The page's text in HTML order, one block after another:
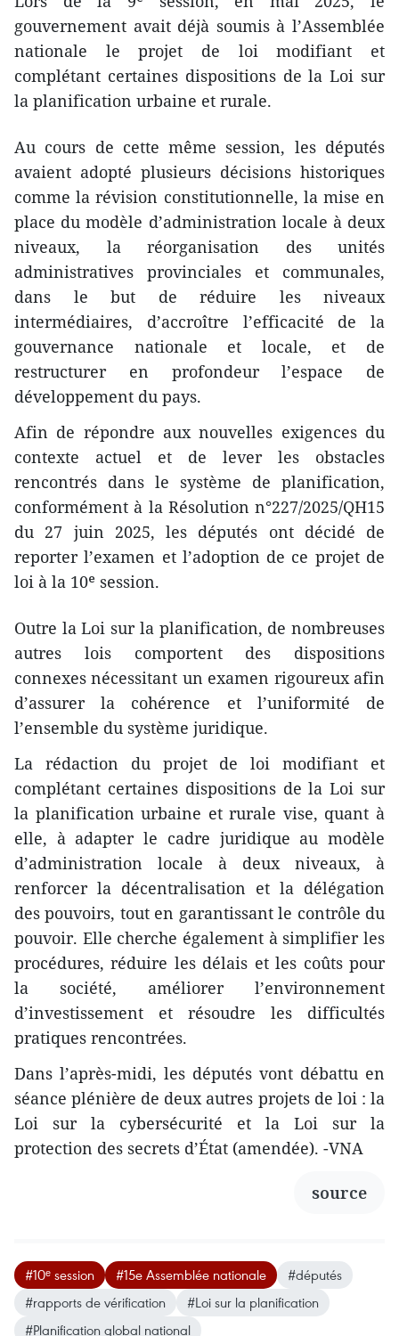
gouvernement avait déjà soumis à l’Assemblée
nationale le projet de loi modifiant et
complétant certaines dispositions de la Loi sur
la planification urbaine et rurale.
Au cours de cette même session, les députés
avaient adopté plusieurs décisions historiques
comme la révision constitutionnelle, la mise en
place du modèle d’administration locale à deux
niveaux, la réorganisation des unités
administratives provinciales et communales,
dans le but de réduire les niveaux
intermédiaires, d’accroître l’efficacité de la
gouvernance nationale et locale, et de
restructurer en profondeur l’espace de
développement du pays.
Afin de répondre aux nouvelles exigences du
contexte actuel et de lever les obstacles
rencontrés dans le système de planification,
conformément à la Résolution n°227/2025/QH15
du 27 juin 2025, les députés ont décidé de
reporter l’examen et l’adoption de ce projet de
loi à la 10ᵉ session.
Outre la Loi sur la planification, de nombreuses
autres lois comportent des dispositions
connexes nécessitant un examen rigoureux afin
d’assurer la cohérence et l’uniformité de
l’ensemble du système juridique.
La rédaction du projet de loi modifiant et
complétant certaines dispositions de la Loi sur
la planification urbaine et rurale vise, quant à
elle, à adapter le cadre juridique au modèle
d’administration locale à deux niveaux, à
renforcer la décentralisation et la délégation
des pouvoirs, tout en garantissant le contrôle du
pouvoir. Elle cherche également à simplifier les
procédures, réduire les délais et les coûts pour
la société, améliorer l’environnement
d’investissement et résoudre les difficultés
pratiques rencontrées.
Dans l’après-midi, les députés vont débattu en
séance plénière de deux autres projets de loi : la
Loi sur la cybersécurité et la Loi sur la
protection des secrets d’État (amendée). -VNA
source
#10ᵉ session #15e Assemblée nationale
#députés
#rapports de vérification
#Loi sur la planification
#Planification global national